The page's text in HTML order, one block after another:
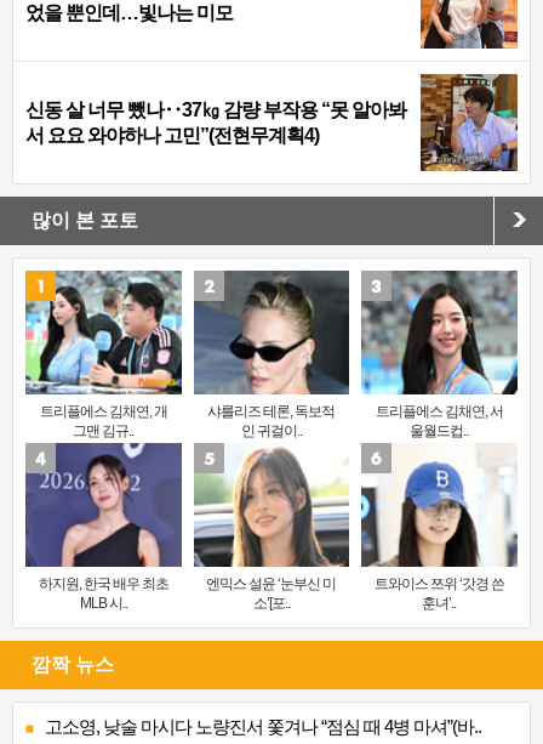
었을 뿐인데…빛나는 미모
신동 살 너무 뺐나‥37㎏ 감량 부작용 “못 알아봐
서 요요 와야하나 고민”(전현무계획4)
많이 본 포토
트리플에스 김채연, 개
그맨 김규..
샤를리즈 테론, 독보적
인 귀걸이..
트리플에스 김채연, 서
울월드컵..
하지원, 한국 배우 최초
MLB 시..
엔믹스 설윤 ‘눈부신 미
소’[포..
트와이스 쯔위 ‘갓경 쓴
훈녀’..
깜짝 뉴스
고소영, 낮술 마시다 노량진서 쫓겨나 “점심 때 4병 마셔”(바..